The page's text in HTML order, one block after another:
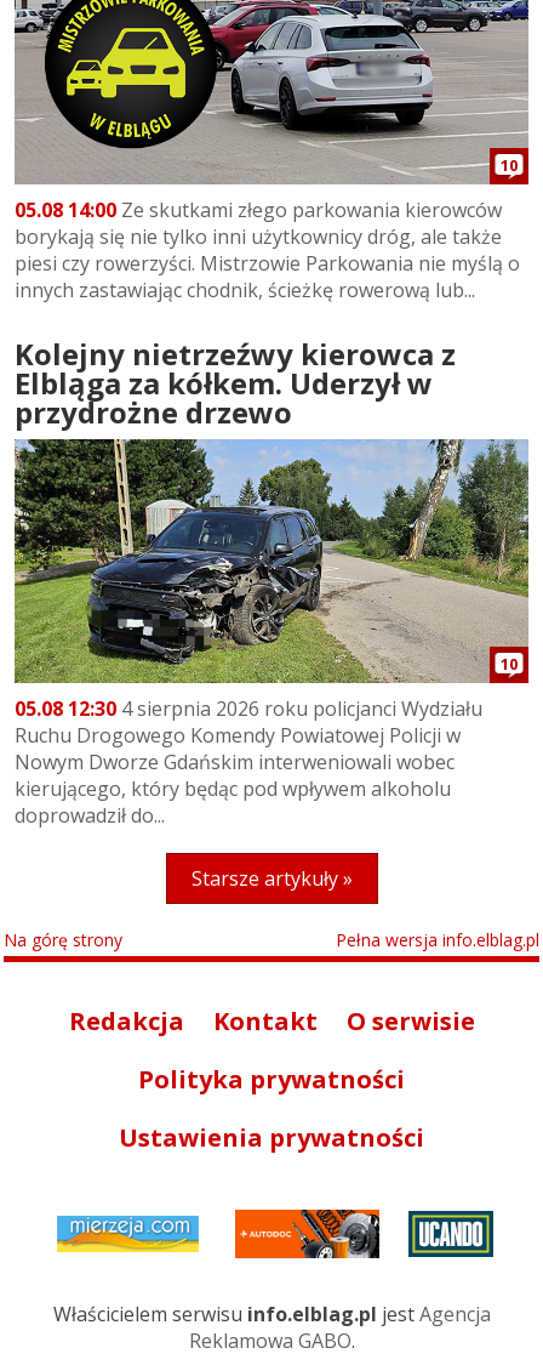
10
05.08 14:00 Ze skutkami złego parkowania kierowców
borykają się nie tylko inni użytkownicy dróg, ale także
piesi czy rowerzyści. Mistrzowie Parkowania nie myślą o
innych zastawiając chodnik, ścieżkę rowerową lub...
Kolejny nietrzeźwy kierowca z
Elbląga za kółkem. Uderzył w
przydrożne drzewo
10
05.08 12:30 4 sierpnia 2026 roku policjanci Wydziału
Ruchu Drogowego Komendy Powiatowej Policji w
Nowym Dworze Gdańskim interweniowali wobec
kierującego, który będąc pod wpływem alkoholu
doprowadził do...
Starsze artykuły »
Na górę strony Pełna wersja info.elblag.pl
Redakcja Kontakt
O serwisie
Polityka prywatności
Ustawienia prywatności
Właścicielem serwisu info.elblag.pl jestAgencja
Reklamowa GABO.